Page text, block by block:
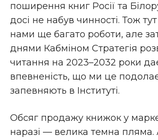
поширення книг Росії та
досі не набув чинності. Тож
нами ще багато роботи, але
днями Кабміном Стратегія
читання на 2023–2032 роки
впевненість, що ми це
запевняють в Інституті.
Обсяг продажу книжок у
наразі — велика темна